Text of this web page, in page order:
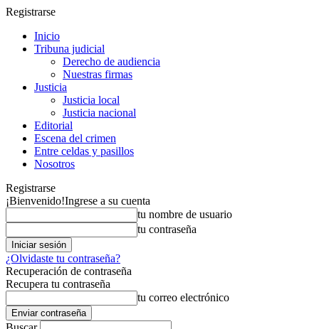
Registrarse
Inicio
Tribuna judicial
Derecho de audiencia
Nuestras firmas
Justicia
Justicia local
Justicia nacional
Editorial
Escena del crimen
Entre celdas y pasillos
Nosotros
Registrarse
¡Bienvenido!Ingrese a su cuenta
tu nombre de usuario
tu contraseña
¿Olvidaste tu contraseña?
Recuperación de contraseña
Recupera tu contraseña
tu correo electrónico